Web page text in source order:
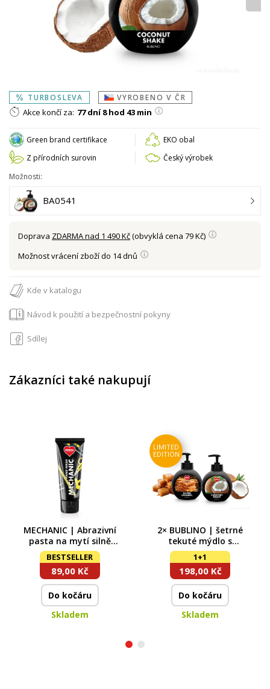
TURBOSLEVA VYROBENO V ČR
Akce končí za: 77 dní 8 hod 43 min
Green brand certifikace
EKO obal
Z přírodních surovin
Český výrobek
Možnosti:
BA0541
Doprava ZDARMA nad 1 490 Kč(obvyklá cena 79 Kč)
Možnost vrácení zboží do 14 dnů
Kde v katalogu
Návod k použití a bezpečnostní pokyny
Sdílej
Zákazníci také nakupují
MECHANIC | Abrazivní
pasta na mytí silně
znečistěných rukou | s
přírodním abrazivem |
200 ml
BESTSELLER
89,00 Kč
Do kočáru
Skladem
LIMITED
EDITION
2× BUBLINO | šetrné
tekuté mýdlo s
glycerinem & aloe vera
| SALTED CARAMEL +
COCONUT SHAKE
1+1
198,00 Kč
Do kočáru
Skladem